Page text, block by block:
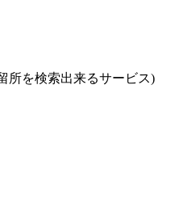
所を検索出来るサービス)